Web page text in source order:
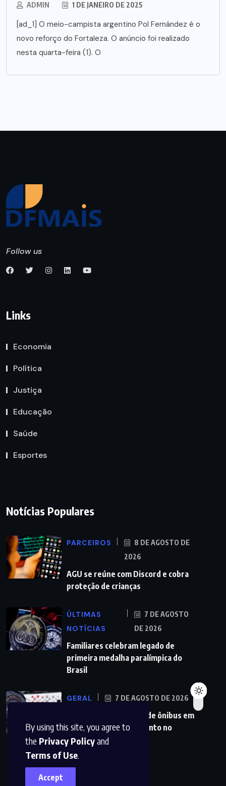
By using this site, you agree to
the Privacy Policyand
Terms of Use.
Accept
ADMIN 1 DE JANEIRO DE 2025
[ad_1] O meio-campista argentino Pol Fernández é o
novo reforço do Fortaleza. O anúncio foi realizado
nesta quarta-feira (1). O
Follow us
Links
Economia
Política
Justiça
Educação
Saúde
Esportes
Notícias Populares
PARCEIROS
8 DE AGOSTO DE
2026
AGU se reúne com Discord e cobra
proteção de crianças
ÚLTIMAS
NOTÍCIAS
7 DE AGOSTO
DE 2026
Familiares celebram legado de
primeira medalha paralímpica do
Brasil
GERAL 7 DE AGOSTO DE 2026
PMs detêm motorista de ônibus em
SP após desentendimento no